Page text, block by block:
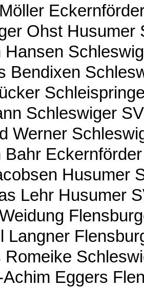
Ohst Husumer
Hansen
Bendixen
Schleswiger
Werner
Bahr
Husumer
Lehr Husumer
Langner
Romeike
Eggers